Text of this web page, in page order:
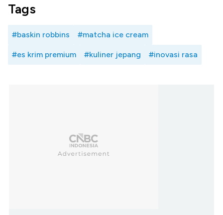
Tags
#baskin robbins #matcha ice cream
#es krim premium #kuliner jepang #inovasi rasa